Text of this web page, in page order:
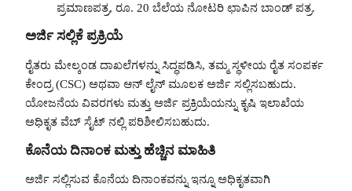
ಪ್ರಮಾಣಪತ್ರ, ರೂ. 20 ಬೆಲೆಯ ನೋಟರಿ ಛಾಪಿನ ಬಾಂಡ್ ಪತ್ರ.
ಅರ್ಜಿ ಸಲ್ಲಿಕೆ ಪ್ರಕ್ರಿಯೆ
ರೈತರು ಮೇಲ್ಕಂಡ ದಾಖಲೆಗಳನ್ನು ಸಿದ್ಧಪಡಿಸಿ, ತಮ್ಮ ಸ್ಥಳೀಯ ರೈತ ಸಂಪರ್ಕ
ಕೇಂದ್ರ (CSC) ಅಥವಾ ಆನ್ ಲೈನ್ ಮೂಲಕ ಅರ್ಜಿ ಸಲ್ಲಿಸಬಹುದು.
ಯೋಜನೆಯ ವಿವರಗಳು ಮತ್ತು ಅರ್ಜಿ ಪ್ರಕ್ರಿಯೆಯನ್ನು ಕೃಷಿ ಇಲಾಖೆಯ
ಅಧಿಕೃತ ವೆಬ್ ಸೈಟ್ ನಲ್ಲಿ ಪರಿಶೀಲಿಸಬಹುದು.
ಕೊನೆಯ ದಿನಾಂಕ ಮತ್ತು ಹೆಚ್ಚಿನ ಮಾಹಿತಿ
ಅರ್ಜಿ ಸಲ್ಲಿಸುವ ಕೊನೆಯ ದಿನಾಂಕವನ್ನು ಇನ್ನೂ ಅಧಿಕೃತವಾಗಿ